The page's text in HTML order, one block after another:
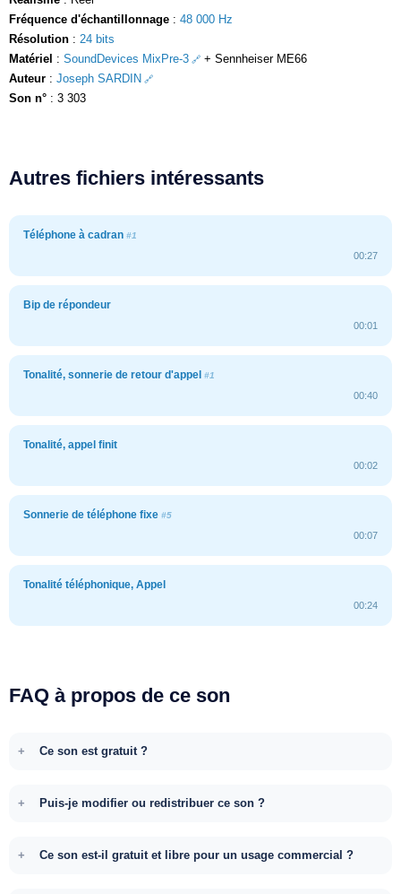
Fréquence d'échantillonnage : 48 000 Hz
Résolution : 24 bits
Matériel : SoundDevices MixPre-3
+ Sennheiser ME66
Auteur : Joseph SARDIN
Son n° : 3 303
Autres fichiers intéressants
Téléphone à cadran #1
00:27
Bip de répondeur
00:01
Tonalité, sonnerie de retour d'appel #1
00:40
Tonalité, appel finit
00:02
Sonnerie de téléphone fixe #5
00:07
Tonalité téléphonique, Appel
00:24
FAQ à propos de ce son
Ce son est gratuit ?
Puis-je modifier ou redistribuer ce son ?
Ce son est-il gratuit et libre pour un usage commercial ?